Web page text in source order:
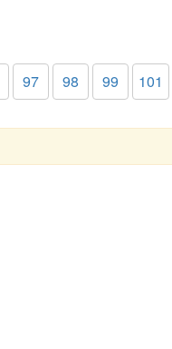
97 98 99 101